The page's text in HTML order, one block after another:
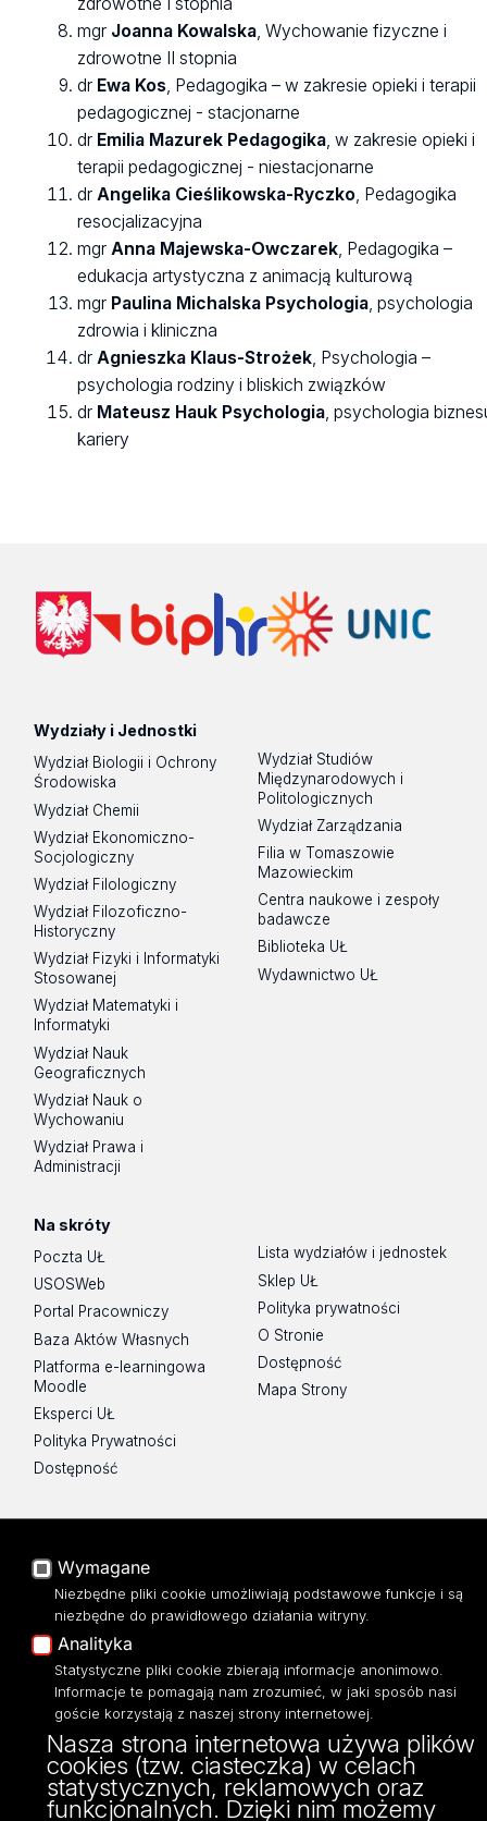
mgr Joanna Kowalska , Wychowanie fizyczne i
zdrowotne II stopnia
dr Ewa Kos Pedagogika – w zakresie opieki i terapii
pedagogicznej - stacjonarne
dr Emilia Mazurek Pedagogika w zakresie opieki i
terapii pedagogicznej - niestacjonarne
dr Angelika Cieślikowska-Ryczko , Pedagogika
resocjalizacyjna
mgr Anna Majewska-Owczarek , Pedagogika –
edukacja artystyczna z animacją kulturową
mgr Paulina Michalska Psychologia , psychologia
zdrowia i kliniczna
dr Agnieszka Klaus-Strożek , Psychologia –
psychologia rodziny i bliskich związków
dr Mateusz Hauk Psychologia , psychologia
kariery
Wydziały i Jednostki
Wydział Biologii i Ochrony
Środowiska
Wydział Chemii
Wydział Ekonomiczno-
Socjologiczny
Wydział Filologiczny
Wydział Filozoficzno-
Historyczny
Wydział Fizyki i Informatyki
Stosowanej
Wydział Matematyki i
Informatyki
Wydział Nauk
Geograficznych
Wydział Nauk o
Wychowaniu
Wydział Prawa i
Administracji
Wydział Studiów
Międzynarodowych i
Politologicznych
Wydział Zarządzania
Filia w Tomaszowie
Mazowieckim
Centra naukowe i zespoły
badawcze
Biblioteka UŁ
Wydawnictwo UŁ
Na skróty
Poczta UŁ
USOSWeb
Portal Pracowniczy
Baza Aktów Własnych
Platforma e-learningowa
Moodle
Eksperci UŁ
Polityka Prywatności
Dostępność
Lista wydziałów i jednostek
Sklep UŁ
Polityka prywatności
O Stronie
Dostępność
Mapa Strony
ul. Pomorska nr 46/48
91-408 Łódź
tel: 42/665 57 22
Wymagane
Niezbędne pliki cookie umożliwiają podstawowe funkcje i są
niezbędne do prawidłowego działania witryny.
Analityka
Statystyczne pliki cookie zbierają informacje anonimowo.
Informacje te pomagają nam zrozumieć, w jaki sposób nasi
goście korzystają z naszej strony internetowej.
Nasza strona internetowa używa plików
cookies (tzw. ciasteczka) w celach
statystycznych, reklamowych oraz
funkcjonalnych. Dzięki nim możemy